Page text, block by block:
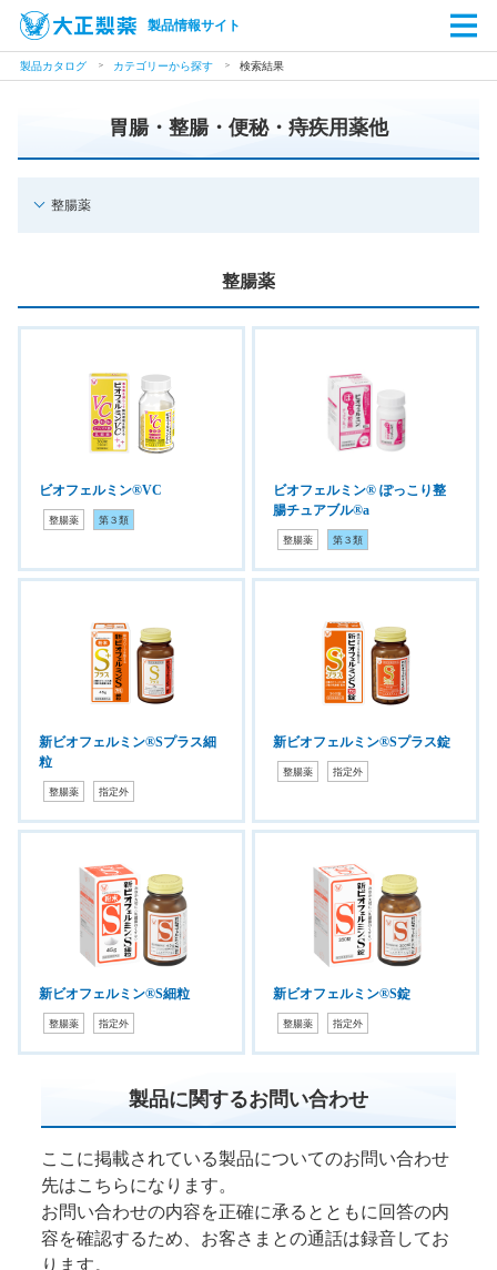
製品情報サイト
製品カタログ カテゴリーから探す 検索結果
胃腸・整腸・便秘・痔疾用薬他
整腸薬
整腸薬
ビオフェルミン®VC
整腸薬 第３類
ビオフェルミン® ぽっこり整
腸チュアブル®a
整腸薬 第３類
新ビオフェルミン®Sプラス細
粒
整腸薬 指定外
新ビオフェルミン®Sプラス錠
整腸薬 指定外
新ビオフェルミン®S細粒
整腸薬 指定外
新ビオフェルミン®S錠
整腸薬 指定外
製品に関するお問い合わせ
ここに掲載されている製品についてのお問い合わせ
先はこちらになります。
お問い合わせの内容を正確に承るとともに回答の内
容を確認するため、お客さまとの通話は録音してお
ります。